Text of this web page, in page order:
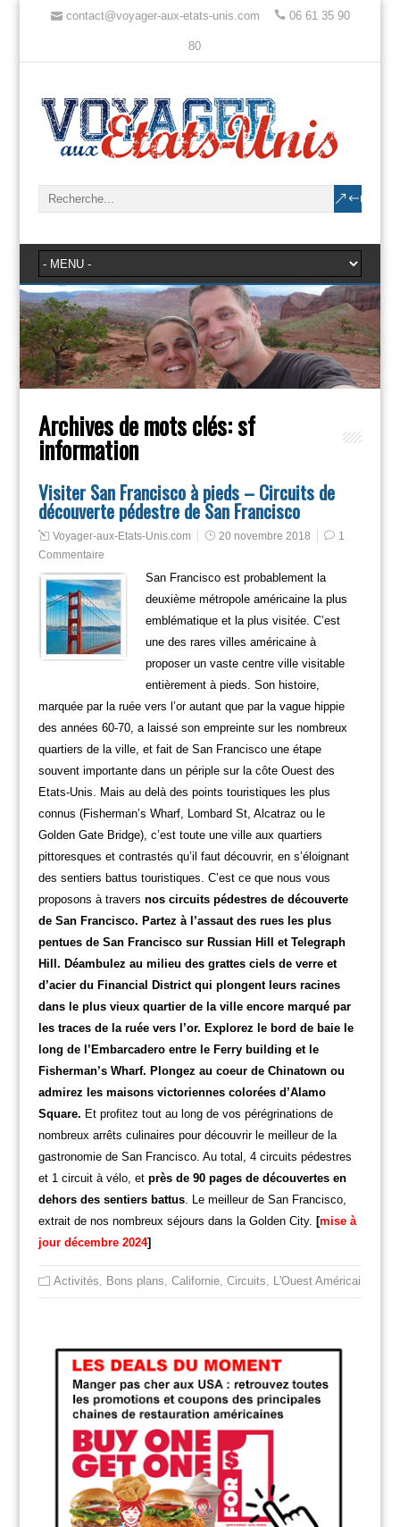
contact@voyager-aux-etats-unis.com 06 61 35 90
80
Archives de mots clés:sf
information
Visiter San Francisco à pieds – Circuits de
découverte pédestre de San Francisco
Voyager-aux-Etats-Unis.com 20 novembre 2018
1
Commentaire
San Francisco est probablement la
deuxième métropole américaine la plus
emblématique et la plus visitée. C’est
une des rares villes américaine à
proposer un vaste centre ville visitable
entièrement à pieds. Son histoire,
marquée par la ruée vers l’or autant que par la vague hippie
des années 60-70, a laissé son empreinte sur les nombreux
quartiers de la ville, et fait de San Francisco une étape
souvent importante dans un périple sur la côte Ouest des
Etats-Unis. Mais au delà des points touristiques les plus
connus (Fisherman’s Wharf, Lombard St, Alcatraz ou le
Golden Gate Bridge), c’est toute une ville aux quartiers
pittoresques et contrastés qu’il faut découvrir, en s’éloignant
des sentiers battus touristiques. C’est ce que nous vous
proposons à travers nos circuits pédestres de découverte
de San Francisco. Partez à l’assaut des rues les plus
pentues de San Francisco sur Russian Hill et Telegraph
Hill. Déambulez au milieu des grattes ciels de verre et
d’acier du Financial District qui plongent leurs racines
dans le plus vieux quartier de la ville encore marqué par
les traces de la ruée vers l’or. Explorez le bord de baie le
long de l’Embarcadero entre le Ferry building et le
Fisherman’s Wharf. Plongez au coeur de Chinatown ou
admirez les maisons victoriennes colorées d’Alamo
Square. Et profitez tout au long de vos pérégrinations de
nombreux arrêts culinaires pour découvrir le meilleur de la
gastronomie de San Francisco. Au total, 4 circuits pédestres
et 1 circuit à vélo, et près de 90 pages de découvertes en
dehors des sentiers battus. Le meilleur de San Francisco,
extrait de nos nombreux séjours dans la Golden City. [mise à
jour décembre 2024]
Activités Bons plans Californie, Circuits L'Ouest Américain